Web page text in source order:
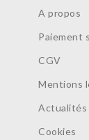
A propos
Paiement
CGV
Mentions
Actualités
Cookies